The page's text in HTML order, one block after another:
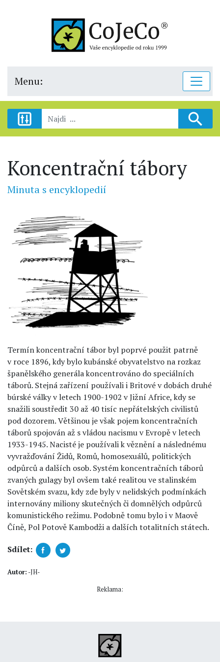
Menu:
Koncentrační tábory
Minuta s encyklopedií
Termín koncentrační tábor byl poprvé použit patrně
v roce 1896, kdy bylo kubánské obyvatelstvo na rozkaz
španělského generála koncentrováno do speciálních
táborů. Stejná zařízení používali i Britové v dobách druhé
búrské války v letech 1900-1902 v Jižní Africe, kdy se
snažili soustředit 30 až 40 tisíc nepřátelských civilistů
pod dozorem. Většinou je však pojem koncentračních
táborů spojován až s vládou nacismu v Evropě v letech
1933-1945. Nacisté je používali k věznění a následnému
vyvražďování Židů, Romů, homosexuálů, politických
odpůrců a dalších osob. Systém koncentračních táborů
zvaných gulagy byl ovšem také realitou ve stalinském
Sovětském svazu, kdy zde byly v nelidských podmínkách
internovány miliony skutečných či domnělých odpůrců
komunistického režimu. Podobně tomu bylo i v Maově
Číně, Pol Potově Kambodži a dalších totalitních státech.
Sdílet:
Autor: -JH-
Reklama: